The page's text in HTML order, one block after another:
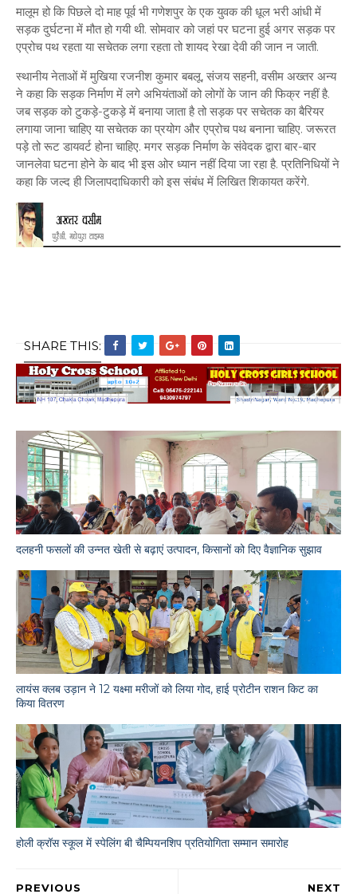
मालूम हो कि पिछले दो माह पूर्व भी गणेशपुर के एक युवक की धूल भरी आंधी में
सड़क दुर्घटना में मौत हो गयी थी. सोमवार को जहां पर घटना हुई अगर सड़क पर
एप्रोच पथ रहता या सचेतक लगा रहता तो शायद रेखा देवी की जान न जाती.
स्थानीय नेताओं में मुखिया रजनीश कुमार बबलू, संजय सहनी, वसीम अख्तर अन्य
ने कहा कि सड़क निर्माण में लगे अभियंताओं को लोगों के जान की फिक्र नहीं है.
जब सड़क को टुकड़े-टुकड़े में बनाया जाता है तो सड़क पर सचेतक का बैरियर
लगाया जाना चाहिए या सचेतक का प्रयोग और एप्रोच पथ बनाना चाहिए. जरूरत
पड़े तो रूट डायवर्ट होना चाहिए. मगर सड़क निर्माण के संवेदक द्वारा बार-बार
जानलेवा घटना होने के बाद भी इस ओर ध्यान नहीं दिया जा रहा है. प्रतिनिधियों ने
कहा कि जल्द ही जिलापदाधिकारी को इस संबंध में लिखित शिकायत करेंगे.
SHARE THIS:
दलहनी फसलों की उन्नत खेती से बढ़ाएं उत्पादन, किसानों को दिए वैज्ञानिक सुझाव
लायंस क्लब उड़ान ने 12 यक्ष्मा मरीजों को लिया गोद, हाई प्रोटीन राशन किट का
किया वितरण
होली क्रॉस स्कूल में स्पेलिंग बी चैम्पियनशिप प्रतियोगिता सम्मान समारोह
NEXT
PREVIOUS